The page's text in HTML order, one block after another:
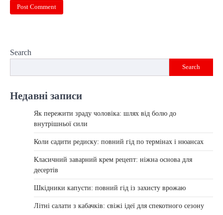
Search
Search
Недавні записи
Як пережити зраду чоловіка: шлях від болю до
внутрішньої сили
Коли садити редиску: повний гід по термінах і нюансах
Класичний заварний крем рецепт: ніжна основа для
десертів
Шкідники капусти: повний гід із захисту врожаю
Літні салати з кабачків: свіжі ідеї для спекотного сезону